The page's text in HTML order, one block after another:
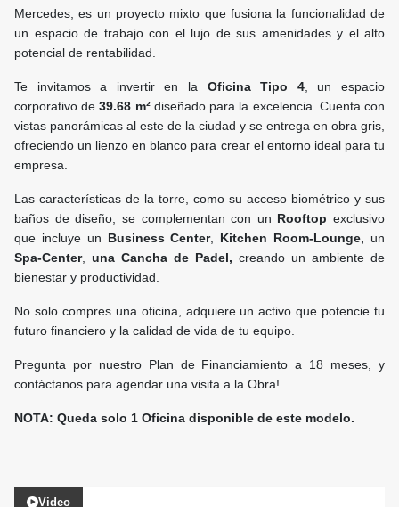
Mercedes, es un proyecto mixto que fusiona la funcionalidad de
un espacio de trabajo con el lujo de sus amenidades y el alto
potencial de rentabilidad.
Te invitamos a invertir en la Oficina Tipo 4, un espacio
corporativo de39.68 m²diseñado para la excelencia. Cuenta con
vistas panorámicas al este de la ciudad y se entrega en obra gris,
ofreciendo un lienzo en blanco para crear el entorno ideal para tu
empresa.
Las características de la torre, como su acceso biométrico y sus
baños de diseño, se complementan con un Rooftop exclusivo
que incluye un Business Center, Kitchen Room-Lounge, un
Spa-Center, una Cancha de Padel, creando un ambiente de
bienestar y productividad.
No solo compres una oficina, adquiere un activo que potencie tu
futuro financiero y la calidad de vida de tu equipo.
Pregunta por nuestro Plan de Financiamiento a 18 meses, y
contáctanos para agendar una visita a la Obra!
NOTA: Queda solo 1 Oficina disponible de este modelo.
Video